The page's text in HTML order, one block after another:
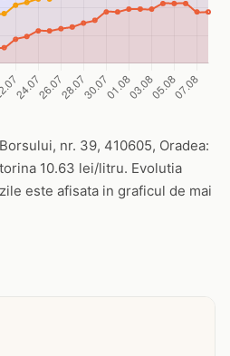
nr. 39, 410605, Oradea:
10.63 lei/litru. Evolutia
este afisata in graficul de mai